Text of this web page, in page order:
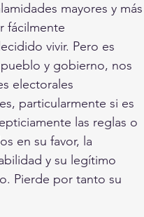
mayores y más
fácilmente
vivir. Pero es
y gobierno, nos
electorales
particularmente si es
las reglas o
en su favor, la
y su legítimo
Pierde por tanto su